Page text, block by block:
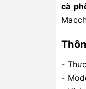
cà
-
-